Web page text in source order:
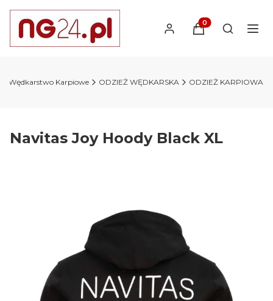
Produkty w
Otwórz
Wędkarstwo Karpiowe ODZIEŻ WĘDKARSKA ODZIEŻ KARPIOWA
Navitas Joy Hoody Black XL